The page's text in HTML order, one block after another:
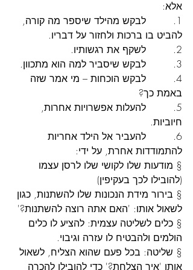
אלא:
1.         לבקש מהילד שיספר מה קורה,
להביט בו ברכות ולחזור על דבריו.
2.         לשקף את רגשותיו.
3.         לבקש שיסביר למה הוא מתכוון.
4.         לבקש הוכחות – מי אמר שזה
באמת כך?
5.         להעלות אפשרויות אחרות,
חיוביות.
6.         להעביר אל הילד אחריות
להתמודדות אחרת, על ידי:
§ מודעות שלו לקושי שלו לרסן עצמו
(להובילו לכך בעקיפין)
§ בירור מידת הנכונות שלו להשתנות, כגון
לשאול אותו: 'האם אתה רוצה להשתנות?'
§ כלים לשליטה עצמית: להציע לו כלים
הולמים ולהבטיח לו עזרה וגיבוי.
§ שליטה: בכל פעם שהוא הצליח, לשאול
אותו 'איך הצלחת?' כדי להובילו להכרה